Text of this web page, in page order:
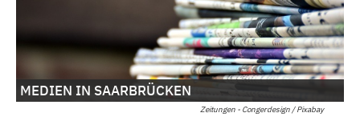
Zeitungen - Congerdesign / Pixabay
MEDIEN IN SAARBRÜCKEN